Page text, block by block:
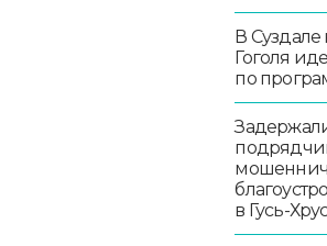
В Суздале
Гоголя
по
в Гусь-